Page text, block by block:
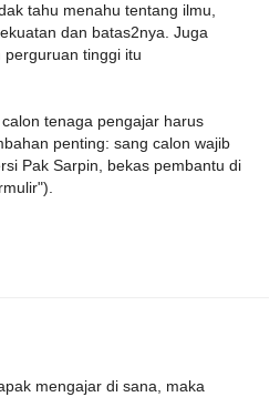
tahu menahu tentang ilmu,
dan batas2nya. Juga
tinggi itu
tenaga pengajar harus
penting: sang calon wajib
Pak Sarpin, bekas pembantu di
mengajar di sana, maka